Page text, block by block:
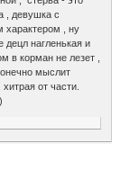
, девушка с
характером , ну
децл нагленькая и
в корман не лезет ,
мыслит
от части.